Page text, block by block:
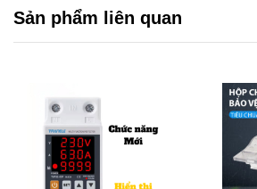
Sản phẩm liên quan